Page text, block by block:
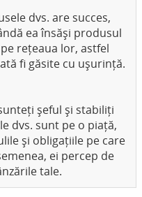
dvs. are succes,
ea însăși produsul
rețeaua lor, astfel
fi găsite cu ușurință.
șeful și stabiliți
dvs. sunt pe o piață,
și obligațiile pe care
ei percep de
tale.